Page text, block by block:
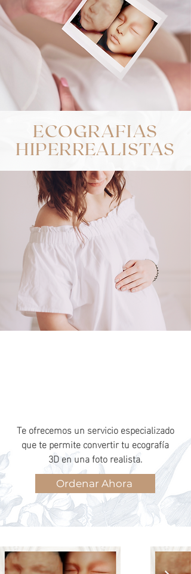
ECOGRAFIAS
HIPERREALISTAS
Te ofrecemos un servicio especializado
que te permite convertir tu ecografía
3D en una foto realista.
Ordenar Ahora